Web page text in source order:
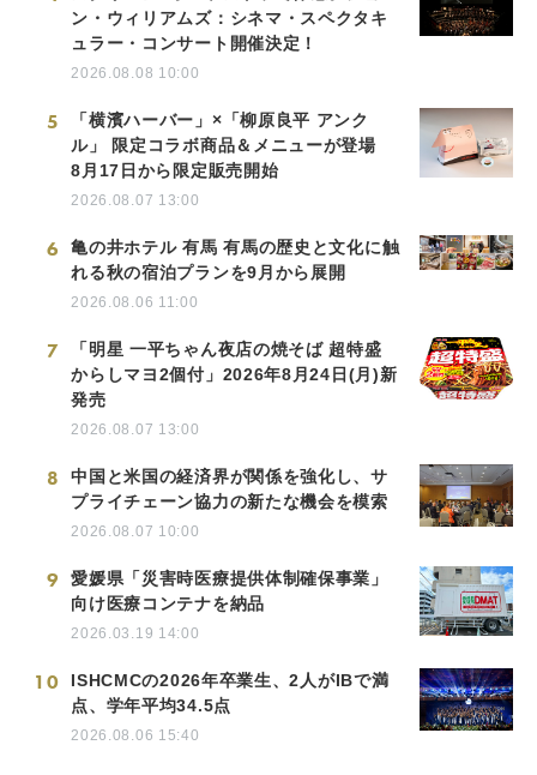
ン・ウィリアムズ：シネマ・スペクタキ
ュラー・コンサート開催決定！
2026.08.08 10:00
5
「横濱ハーバー」×「柳原良平 アンク
ル」 限定コラボ商品＆メニューが登場
8月17日から限定販売開始
2026.08.07 13:00
6
亀の井ホテル 有馬 有馬の歴史と文化に触
れる秋の宿泊プランを9月から展開
2026.08.06 11:00
7
「明星 一平ちゃん夜店の焼そば 超特盛
からしマヨ2個付」2026年8月24日(月)新
発売
2026.08.07 13:00
8
中国と米国の経済界が関係を強化し、サ
プライチェーン協力の新たな機会を模索
2026.08.07 10:00
9
愛媛県「災害時医療提供体制確保事業」
向け医療コンテナを納品
2026.03.19 14:00
10
ISHCMCの2026年卒業生、2人がIBで満
点、学年平均34.5点
2026.08.06 15:40